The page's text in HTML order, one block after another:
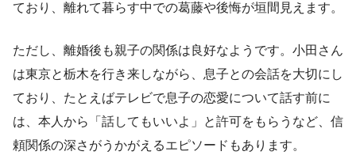
ており、離れて暮らす中での葛藤や後悔が垣間見えます。
ただし、離婚後も親子の関係は良好なようです。小田さん
は東京と栃木を行き来しながら、息子との会話を大切にし
ており、たとえばテレビで息子の恋愛について話す前に
は、本人から「話してもいいよ」と許可をもらうなど、信
頼関係の深さがうかがえるエピソードもあります。